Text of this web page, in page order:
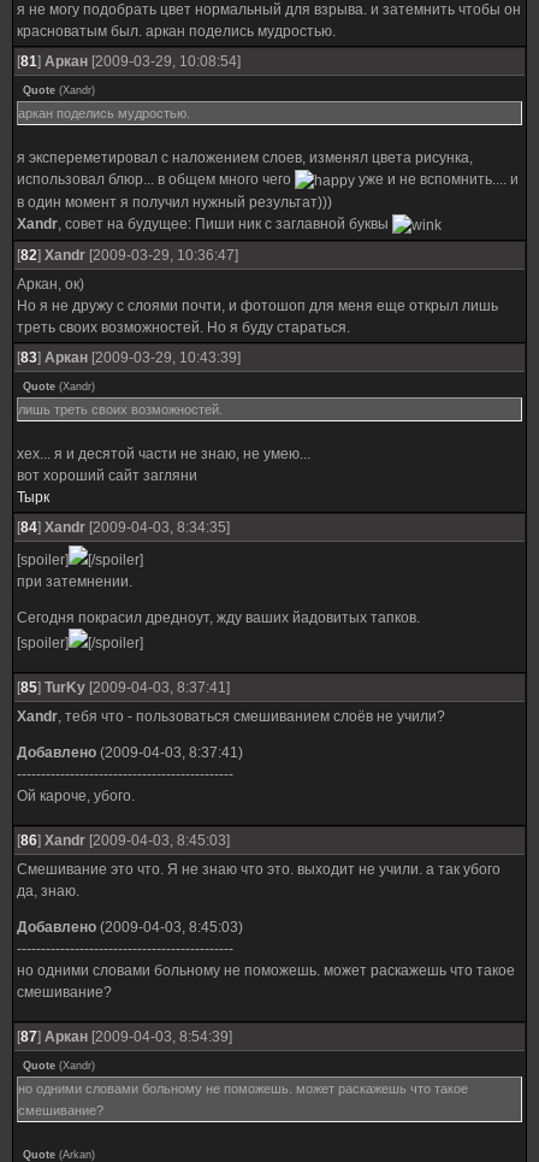
я не могу подобрать цвет нормальный для взрыва. и затемнить чтобы он
красноватым был. аркан поделись мудростью.
[81] Аркан [2009-03-29, 10:08:54]
Quote (Xandr)
аркан поделись мудростью.
я экспереметировал с наложением слоев, изменял цвета рисунка,
использовал блюр... в общем много чего
уже и не вспомнить.... и
в один момент я получил нужный результат)))
Xandr, совет на будущее: Пиши ник с заглавной буквы
[82] Xandr [2009-03-29, 10:36:47]
Аркан, ок)
Но я не дружу с слоями почти, и фотошоп для меня еще открыл лишь
треть своих возможностей. Но я буду стараться.
[83] Аркан [2009-03-29, 10:43:39]
Quote (Xandr)
лишь треть своих возможностей.
хех... я и десятой части не знаю, не умею...
вот хороший сайт загляни
Тырк
[84] Xandr [2009-04-03, 8:34:35]
[spoiler]
[/spoiler]
при затемнении.
Сегодня покрасил дредноут, жду ваших йадовитых тапков.
[spoiler]
[/spoiler]
[85] TurKy [2009-04-03, 8:37:41]
Xandr, тебя что - пользоваться смешиванием слоёв не учили?
Добавлено (2009-04-03, 8:37:41)
---------------------------------------------
Ой кароче, убого.
[86] Xandr [2009-04-03, 8:45:03]
Смешивание это что. Я не знаю что это. выходит не учили. а так убого
да, знаю.
Добавлено (2009-04-03, 8:45:03)
---------------------------------------------
но одними словами больному не поможешь. может раскажешь что такое
смешивание?
[87] Аркан [2009-04-03, 8:54:39]
Quote (Xandr)
но одними словами больному не поможешь. может раскажешь что такое
смешивание?
Quote (Arkan)